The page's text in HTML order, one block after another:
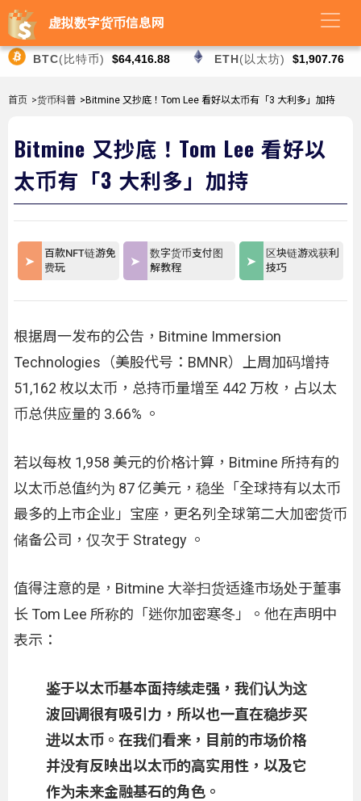
虚拟数字货币信息网
BTC(比特币) $64,416.88 ETH(以太坊) $1,907.76
首页 >货币科普 >Bitmine 又抄底！Tom Lee 看好以太币有「3 大利多」加持
Bitmine 又抄底！Tom Lee 看好以
太币有「3 大利多」加持
百款NFT链游免
费玩
数字货币支付图
解教程
区块链游戏获利
技巧
根据周一发布的公告，Bitmine Immersion
Technologies（美股代号：BMNR）上周加码增持
51,162 枚以太币，总持币量增至 442 万枚，占以太
币总供应量的 3.66% 。
若以每枚 1,958 美元的价格计算，Bitmine 所持有的
以太币总值约为 87 亿美元，稳坐「全球持有以太币
最多的上市企业」宝座，更名列全球第二大加密货币
储备公司，仅次于 Strategy 。
值得注意的是，Bitmine 大举扫货适逢市场处于董事
长 Tom Lee 所称的「迷你加密寒冬」。他在声明中
表示：
鉴于以太币基本面持续走强，我们认为这
波回调很有吸引力，所以也一直在稳步买
进以太币。在我们看来，目前的市场价格
并没有反映出以太币的高实用性，以及它
作为未来金融基石的角色。